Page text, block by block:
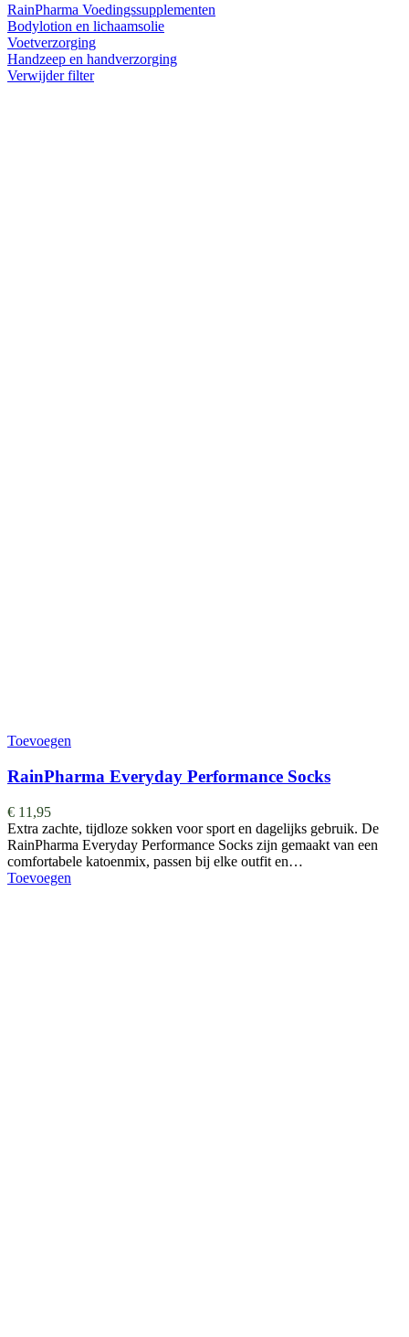
RainPharma Voedingssupplementen
Bodylotion en lichaamsolie
Voetverzorging
Handzeep en handverzorging
Verwijder filter
Toevoegen
RainPharma Everyday Performance Socks
€ 11,95
Extra zachte, tijdloze sokken voor sport en dagelijks gebruik. De
RainPharma Everyday Performance Socks zijn gemaakt van een
comfortabele katoenmix, passen bij elke outfit en…
Toevoegen